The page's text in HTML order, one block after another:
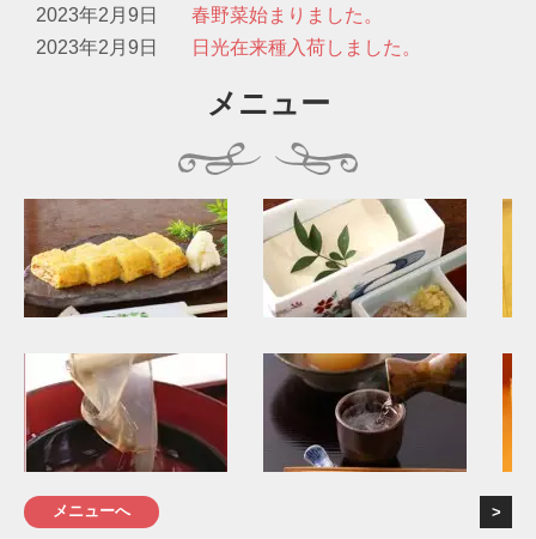
2023年2月9日
春野菜始まりました。
2023年2月9日
日光在来種入荷しました。
メニュー
メニューへ